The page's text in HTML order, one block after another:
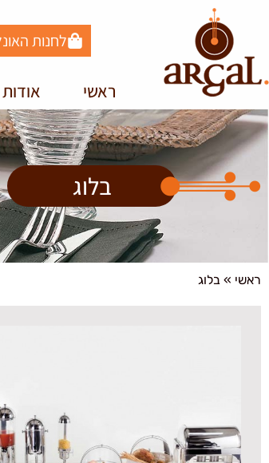
לחנות
ראשי אודות
בלוג
ראשי » בלוג